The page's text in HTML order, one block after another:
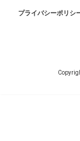
プライバシーポリシ